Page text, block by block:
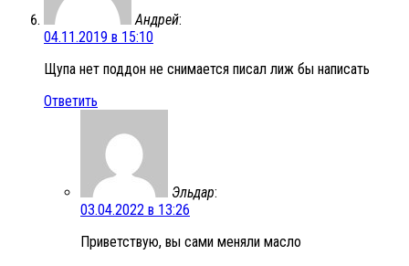
Андрей:
04.11.2019 в 15:10
Щупа нет поддон не снимается писал лиж бы написать
Ответить
Эльдар:
03.04.2022 в 13:26
Приветствую, вы сами меняли масло